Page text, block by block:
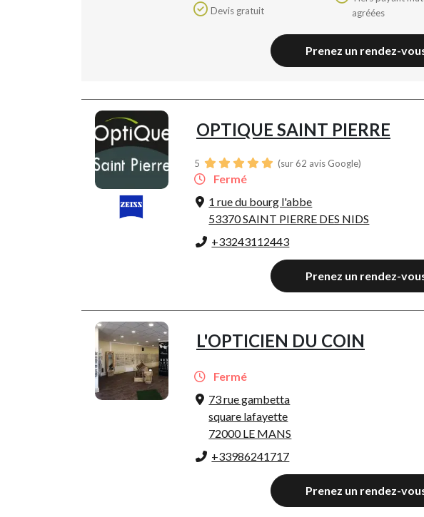
Devis gratuit
agréées
Prenez un rendez-
OPTIQUE SAINT PIERRE
5 (sur 62 avis Google)
Fermé
1 rue du bourg l'abbe
53370 SAINT PIERRE DES NIDS
+33243112443
Prenez un rendez-
L'OPTICIEN DU COIN
Fermé
73 rue gambetta
square lafayette
72000 LE MANS
+33986241717
Prenez un rendez-